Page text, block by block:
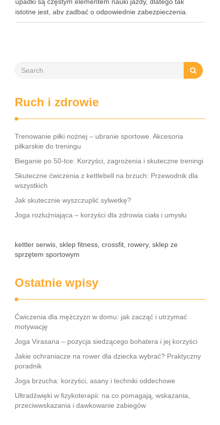
istotne jest, aby zadbać o odpowiednie zabezpieczenia.
Ochraniacze na rower dla dzieci stanowią kluczowy element
Ruch i zdrowie
Trenowanie piłki nożnej – ubranie sportowe. Akcesoria
piłkarskie do treningu
Bieganie po 50-tce: Korzyści, zagrożenia i skuteczne treningi
Skuteczne ćwiczenia z kettlebell na brzuch: Przewodnik dla
wszystkich
Jak skutecznie wyszczuplić sylwetkę?
Joga rozluźniająca – korzyści dla zdrowia ciała i umysłu
kettler serwis, sklep fitness, crossfit, rowery, sklep ze
sprzętem sportowym
Ostatnie wpisy
Ćwiczenia dla mężczyzn w domu: jak zacząć i utrzymać
motywację
Joga Virasana – pozycja siedzącego bohatera i jej korzyści
Jakie ochraniacze na rower dla dziecka wybrać? Praktyczny
poradnik
Joga brzucha: korzyści, asany i techniki oddechowe
Ultradźwięki w fizykoterapii: na co pomagają, wskazania,
przeciwwskazania i dawkowanie zabiegów